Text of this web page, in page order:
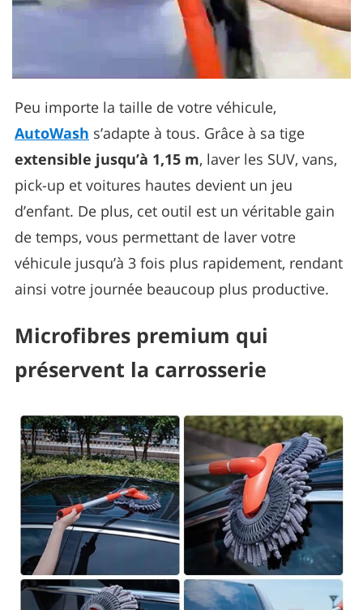
Peu importe la taille de votre véhicule,
AutoWash s’adapte à tous. Grâce à sa tige
extensible jusqu’à 1,15 m, laver les SUV, vans,
pick-up et voitures hautes devient un jeu
d’enfant. De plus, cet outil est un véritable gain
de temps, vous permettant de laver votre
véhicule jusqu’à 3 fois plus rapidement, rendant
ainsi votre journée beaucoup plus productive.
Microfibres premium qui
préservent la carrosserie